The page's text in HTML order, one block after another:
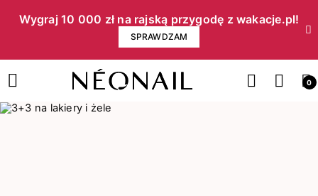
Wygraj 10 000 zł na rajską przygodę z wakacje.pl!​
SPRAWDZAM
0